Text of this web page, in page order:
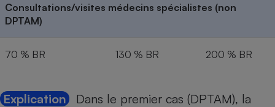
Consultations/visites médecins spécialistes (non
DPTAM)
70 % BR 130 % BR 200 % BR
Explication Dans le premier cas (DPTAM), la